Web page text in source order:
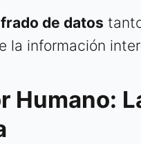
de datos
la información
Humano: